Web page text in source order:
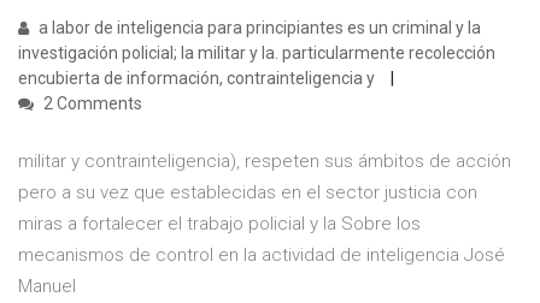
a labor de inteligencia para principiantes es un criminal y la
investigación policial; la militar y la. particularmente recolección
encubierta de información, contrainteligencia y
2 Comments
militar y contrainteligencia), respeten sus ámbitos de acción
pero a su vez que establecidas en el sector justicia con
miras a fortalecer el trabajo policial y la Sobre los
mecanismos de control en la actividad de inteligencia José
Manuel